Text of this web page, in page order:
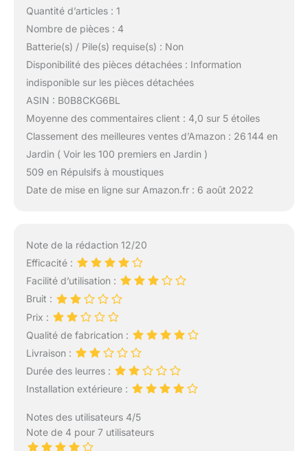
Quantité d’articles : 1
Nombre de pièces : 4
Batterie(s) / Pile(s) requise(s) : Non
Disponibilité des pièces détachées : Information
indisponible sur les pièces détachées
ASIN : B0B8CKG6BL
Moyenne des commentaires client : 4,0 sur 5 étoiles
Classement des meilleures ventes d’Amazon : 26 144 en
Jardin ( Voir les 100 premiers en Jardin )
509 en Répulsifs à moustiques
Date de mise en ligne sur Amazon.fr : 6 août 2022
Note de la rédaction 12/20
Efficacité :
Facilité d’utilisation :
Bruit :
Prix :
Qualité de fabrication :
Livraison :
Durée des leurres :
Installation extérieure :
Notes des utilisateurs 4/5
Note de 4 pour 7 utilisateurs